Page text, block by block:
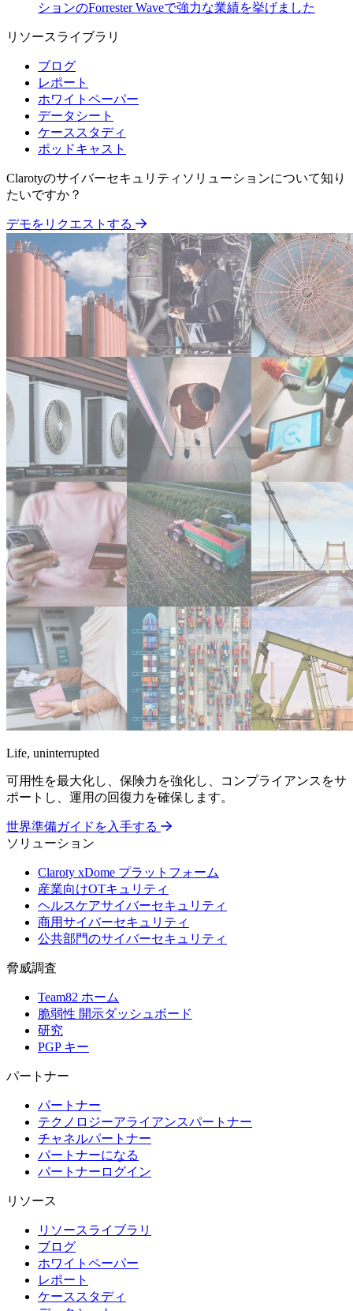
ションのForrester Waveで強力な業績を挙げました
リソースライブラリ
ブログ
レポート
ホワイトペーパー
データシート
ケーススタディ
ポッドキャスト
Clarotyのサイバーセキュリティソリューションについて知り
たいですか？
デモをリクエストする
Life, uninterrupted
可用性を最大化し、保険力を強化し、コンプライアンスをサ
ポートし、運用の回復力を確保します。
世界準備ガイドを入手する
ソリューション
Claroty xDome プラットフォーム
産業向けOTキュリティ
ヘルスケアサイバーセキュリティ
商用サイバーセキュリティ
公共部門のサイバーセキュリティ
脅威調査
Team82 ホーム
脆弱性 開示ダッシュボード
研究
PGP キー
パートナー
パートナー
テクノロジーアライアンスパートナー
チャネルパートナー
パートナーになる
パートナーログイン
リソース
リソースライブラリ
ブログ
ホワイトペーパー
レポート
ケーススタディ